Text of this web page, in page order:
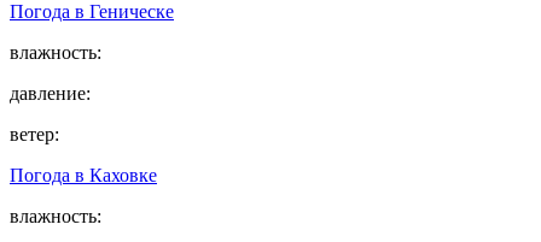
Погода в Геническе
влажность:
давление:
ветер:
Погода в Каховке
влажность: